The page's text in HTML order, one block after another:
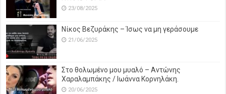
23/08/2025
Νίκος Βεζυράκης – Ίσως να μη γεράσουμε
21/06/2025
Στο θολωμένο μου μυαλό – Αντώνης
Χαραλαμπάκης / Ιωάννα Κορνηλάκη.
20/06/2025